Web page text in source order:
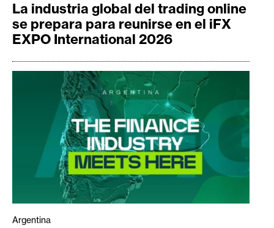
La industria global del trading online
se prepara para reunirse en el iFX
EXPO International 2026
Argentina